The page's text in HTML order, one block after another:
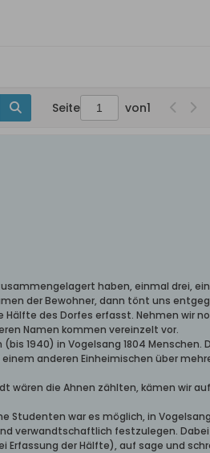
Seite von1
haben, einmal drei,
der Bewohner, dann tönt uns
Hälfte des Dorfes erfasst. Nehmen wir
Namen kommen vereinzelt vor.
1940) in Vogelsang 1804 Menschen.
anderen Einheimischen über
die Ahnen zählten, kämen wir
Studenten war es möglich, in
verwandtschaftlich festzulegen. Dabei
der Hälfte), auf sage und